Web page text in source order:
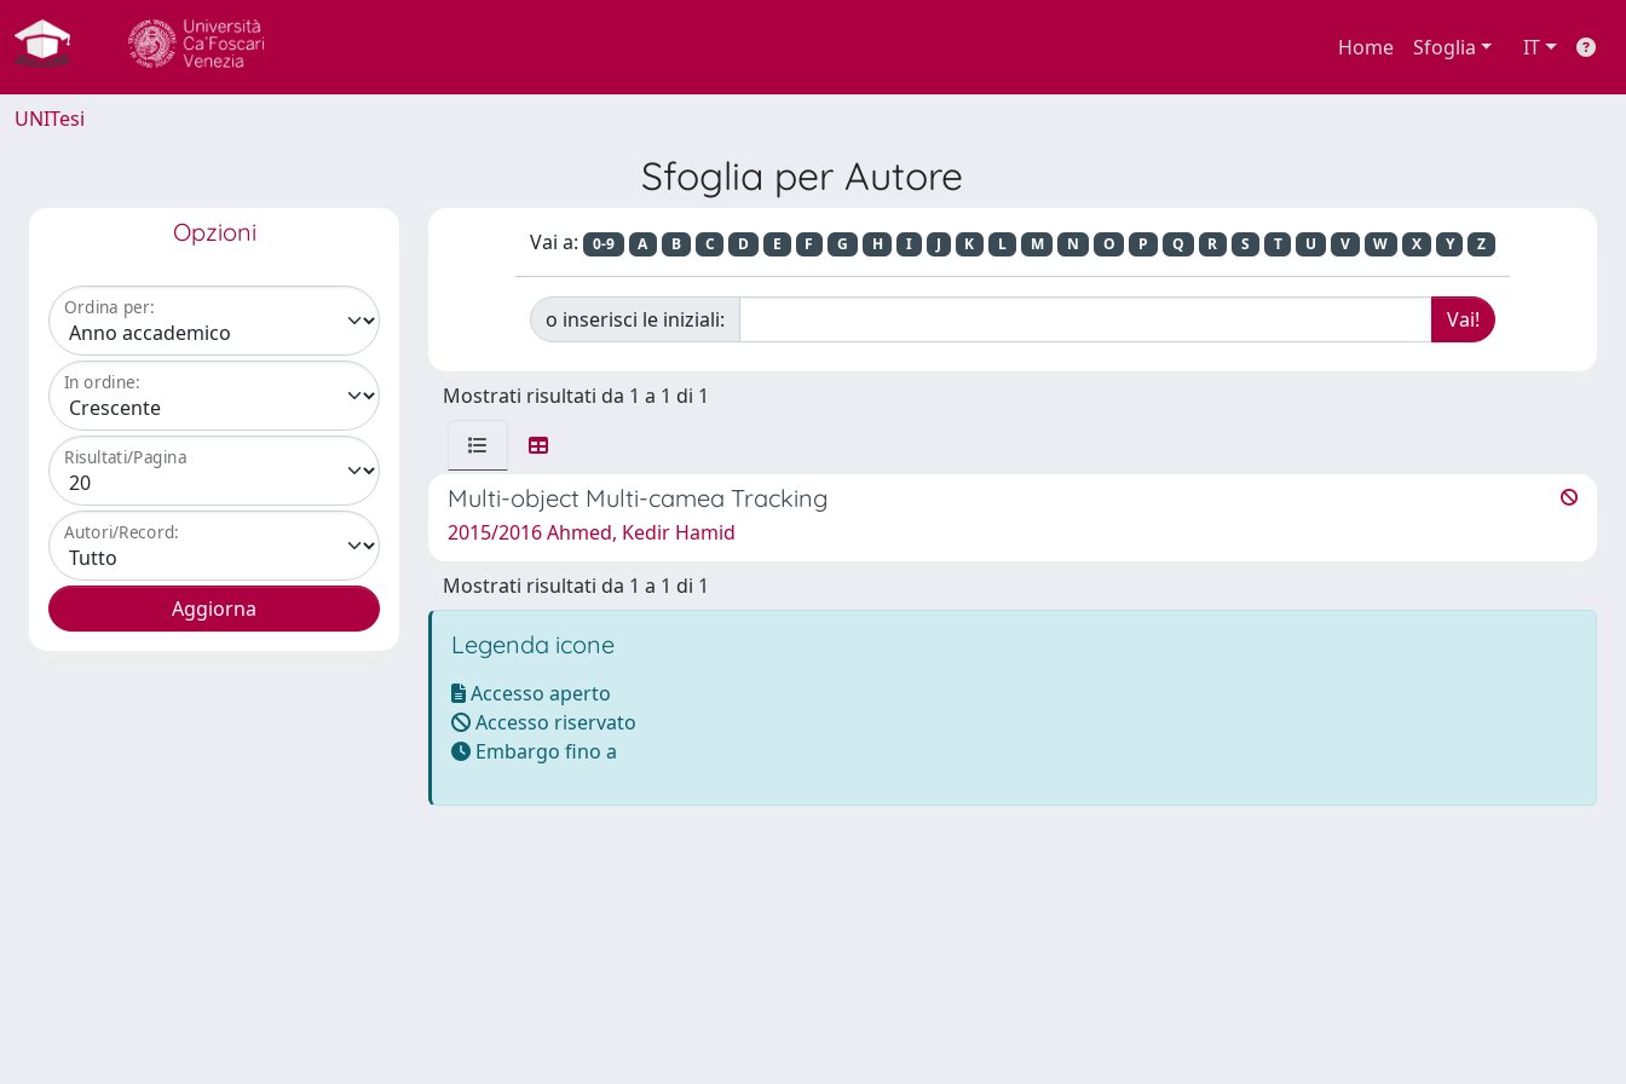
Home Sfoglia IT
UNITesi
Sfoglia per Autore
Opzioni
Ordina per:
In ordine:
Risultati/Pagina
Autori/Record:
Vai a: 0-9 A B C D E F G H I J K L M N O P Q R S T U V W X Y Z
o inserisci le iniziali:
Mostrati risultati da 1 a 1 di 1
Multi-object Multi-camea Tracking
2015/2016 Ahmed, Kedir Hamid
Mostrati risultati da 1 a 1 di 1
Legenda icone
Accesso aperto
Accesso riservato
Embargo fino a